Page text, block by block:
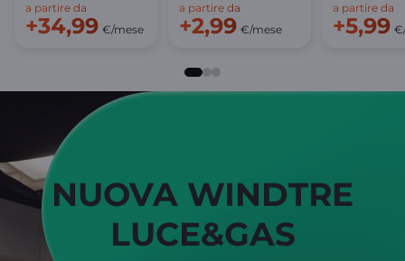
a partire da
+34,99 €/mese
a partire da
+2,99 €/mese
a partire da
+5,99
NUOVA WINDTRE
LUCE&GAS